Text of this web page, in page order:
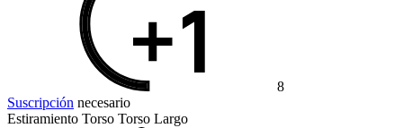
8
Suscripción necesario
Estiramiento Torso Torso Largo